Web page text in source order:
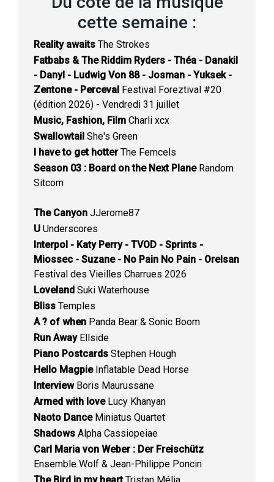
cette semaine :
Reality awaits The Strokes
Fatbabs & The Riddim Ryders - Théa - Danakil
- Danyl - Ludwig Von 88 - Josman - Yuksek -
Zentone - Perceval Festival Foreztival #20
(édition 2026) - Vendredi 31 juillet
Music, Fashion, Film Charli xcx
Swallowtail She's Green
I have to get hotterThe Femcels
Season 03 : Board on the Next PlaneRandom
Sitcom
The Canyon JJerome87
U Underscores
Interpol - Katy Perry - TVOD - Sprints -
Miossec - Suzane - No Pain No Pain - Orelsan
Festival des Vieilles Charrues 2026
Loveland Suki Waterhouse
Bliss Temples
A ? of when Panda Bear & Sonic Boom
Run AwayEllside
Piano Postcards Stephen Hough
Hello MagpieInflatable Dead Horse
InterviewBoris Maurussane
Armed with loveLucy Khanyan
Naoto DanceMiniatus Quartet
Shadows Alpha Cassiopeiae
Carl Maria von Weber : Der Freischütz
Ensemble Wolf & Jean-Philippe Poncin